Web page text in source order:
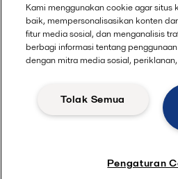
All offices
© 2015-
Legal terms and
Kami menggunakan cookie agar situs
baik, mempersonalisasikan konten
fitur media sosial, dan menganalisis
berbagi informasi tentang
dengan mitra media sosial,
Tolak Semua
Pengaturan